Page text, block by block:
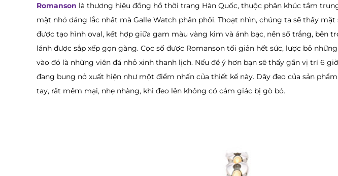
Romanson là thương hiệu đồng hồ thời trang Hàn Quốc, thuộc phân khúc tầm
mặt nhỏ dáng lắc nhất mà Galle Watch phân phối. Thoạt nhìn, chúng ta sẽ thấy mặt
được tạo hình oval, kết hợp giữa gam màu vàng kim và ánh bạc, nền số trắng, bên
lánh được sắp xếp gọn gàng. Cọc số được Romanson tối giản hết sức, lược bỏ
vào đó là những viên đá nhỏ xinh thanh lịch. Nếu để ý hơn bạn sẽ thấy gần vị trí 6
đang bung nở xuất hiện như một điểm nhấn của thiết kế này. Dây đeo của sản
tay, rất mềm mại, nhẹ nhàng, khi đeo lên không có cảm giác bị gò bó.